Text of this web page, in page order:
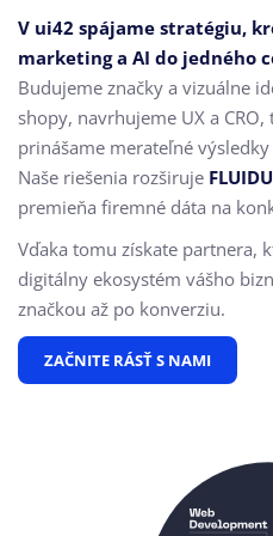
V ui42 spájame stratégiu,
marketing a AI do jedného
Budujeme značky a vizuálne
shopy, navrhujeme UX a CRO,
prinášame merateľné
Naše riešenia rozširuje
premieňa firemné dáta na
Vďaka tomu získate partnera,
digitálny ekosystém vášho
značkou až po konverziu.
ZAČNITE RÁSŤ S NAMI